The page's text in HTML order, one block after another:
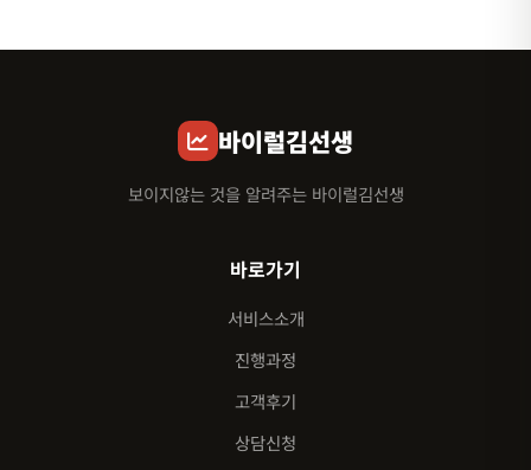
바이럴김선생
보이지않는 것을 알려주는 바이럴김선생
바로가기
서비스소개
진행과정
고객후기
상담신청